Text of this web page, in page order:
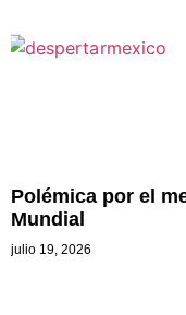
Polémica por el
Mundial
julio 19, 2026